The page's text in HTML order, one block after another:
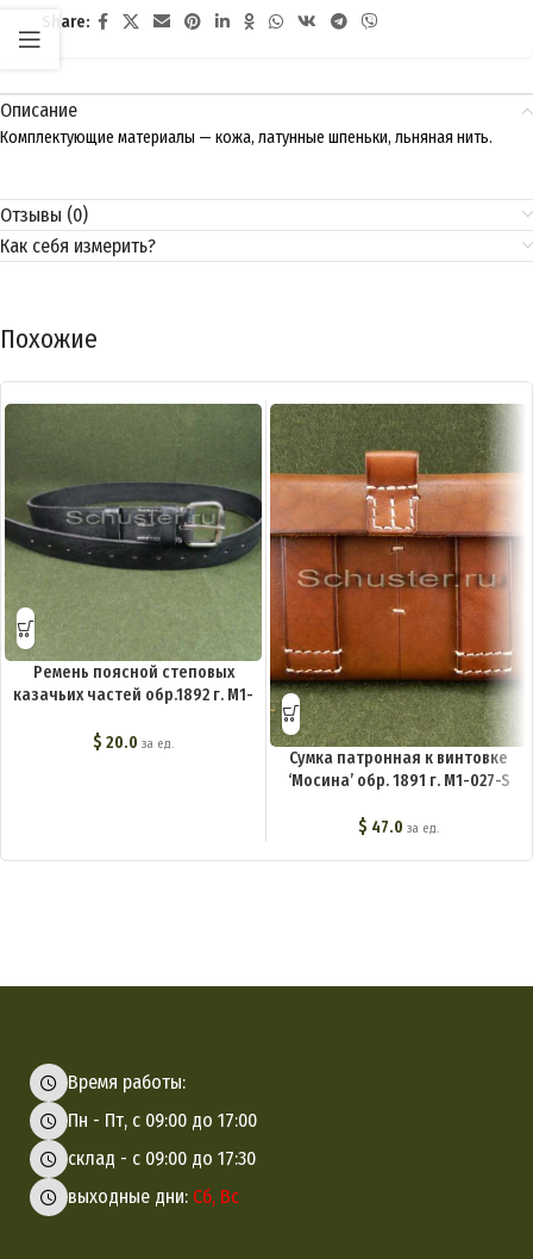
Share:
Описание
Комплектующие материалы — кожа, латунные шпеньки, льняная нить.
Отзывы (0)
Как себя измерить?
Похожие
Ремень поясной степовых
казачьих частей обр.1892 г. M1-
$ 20.0 за ед.
Сумка патронная к винтовке
‘Мосина’ обр. 1891 г. M1-027-S
$ 47.0 за ед.
Время работы:
Пн - Пт, с 09:00 до 17:00
склад - с 09:00 до 17:30
выходные дни: Сб, Вс